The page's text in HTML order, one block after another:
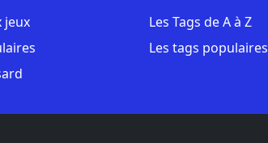
jeux
Les Tags de A à Z
Les tags populaires